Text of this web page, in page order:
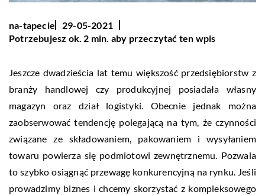
na-tapecie
29-05-2021
Potrzebujesz ok. 2 min. aby przeczytać ten wpis
Jeszcze dwadzieścia lat temu większość przedsiębiorstw z
branży handlowej czy produkcyjnej posiadała własny
magazyn oraz dział logistyki. Obecnie jednak można
zaobserwować tendencję polegającą na tym, że czynności
związane ze składowaniem, pakowaniem i wysyłaniem
towaru powierza się podmiotowi zewnętrznemu. Pozwala
to szybko osiągnąć przewagę konkurencyjną na rynku. Jeśli
prowadzimy biznes i chcemy skorzystać z kompleksowego